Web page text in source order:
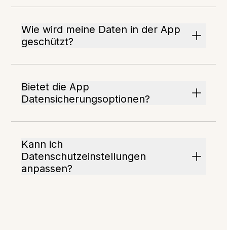
Wie wird meine Daten in der App
geschützt?
Bietet die App
Datensicherungsoptionen?
Kann ich
Datenschutzeinstellungen
anpassen?